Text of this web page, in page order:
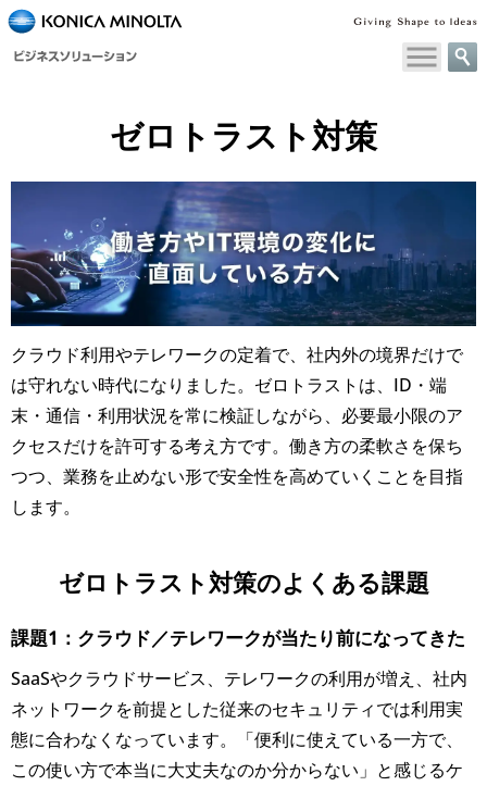
ゼロトラスト対策
クラウド利用やテレワークの定着で、社内外の境界だけで
は守れない時代になりました。ゼロトラストは、ID・端
末・通信・利用状況を常に検証しながら、必要最小限のア
クセスだけを許可する考え方です。働き方の柔軟さを保ち
つつ、業務を止めない形で安全性を高めていくことを目指
します。
ゼロトラスト対策のよくある課題
課題1：クラウド／テレワークが当たり前になってきた
SaaSやクラウドサービス、テレワークの利用が増え、社内
ネットワークを前提とした従来のセキュリティでは利用実
態に合わなくなっています。「便利に使えている一方で、
この使い方で本当に大丈夫なのか分からない」と感じるケ